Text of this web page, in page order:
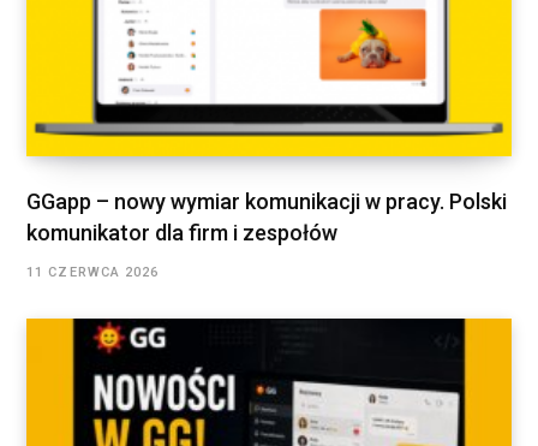
GGapp – nowy wymiar komunikacji w pracy. Polski
komunikator dla firm i zespołów
11 CZERWCA 2026